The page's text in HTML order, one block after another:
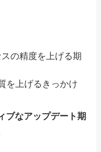
の精度を上げる期
を上げるきっかけ
ブなアップデート期